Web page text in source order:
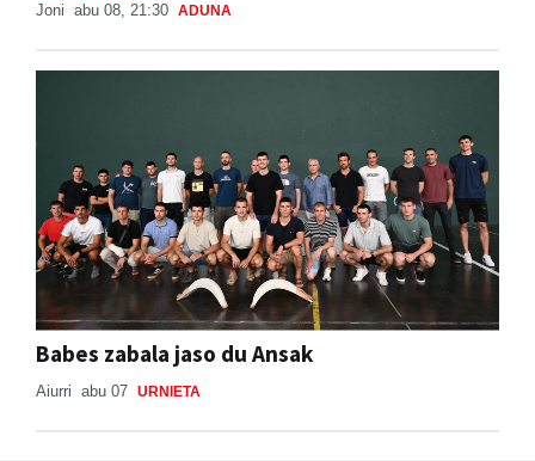
Joni abu 08, 21:30 ADUNA
Babes zabala jaso du Ansak
Aiurri abu 07 URNIETA